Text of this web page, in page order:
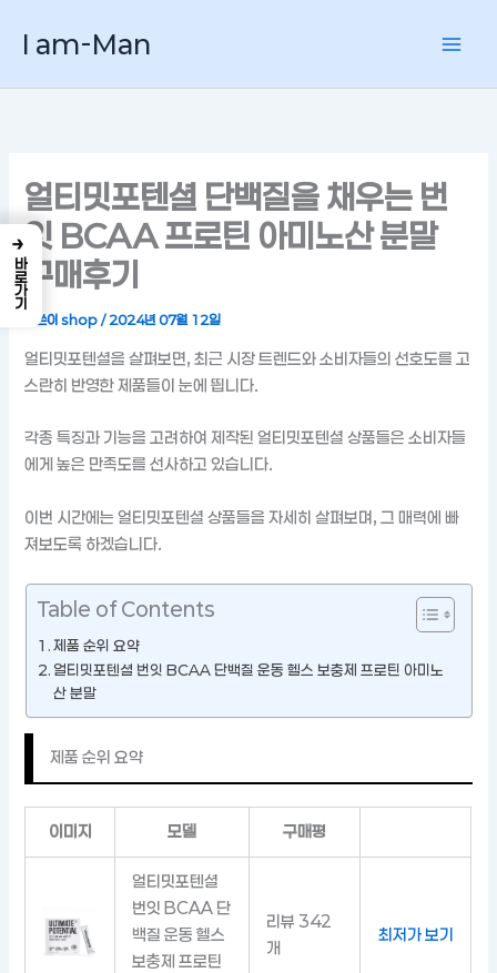
로
I am-Man
얼티밋포텐셜 단백질을 채우는 번
잇 BCAA 프로틴 아미노산 분말
구매후기
글쓴이shop/2024년 07월 12일
얼티밋포텐셜을 살펴보면, 최근 시장 트렌드와 소비자들의 선호도를 고
스란히 반영한 제품들이 눈에 띕니다.
각종 특징과 기능을 고려하여 제작된 얼티밋포텐셜 상품들은 소비자들
에게 높은 만족도를 선사하고 있습니다.
이번 시간에는 얼티밋포텐셜 상품들을 자세히 살펴보며, 그 매력에 빠
져보도록 하겠습니다.
Table of Contents
제품 순위 요약
얼티밋포텐셜 번잇 BCAA 단백질 운동 헬스 보충제 프로틴 아미노
산 분말
제품 순위 요약
이미지 모델 구매평
얼티밋포텐셜
번잇 BCAA 단
백질 운동 헬스
보충제 프로틴
리뷰 342
개
최저가 보기
→
바로가기